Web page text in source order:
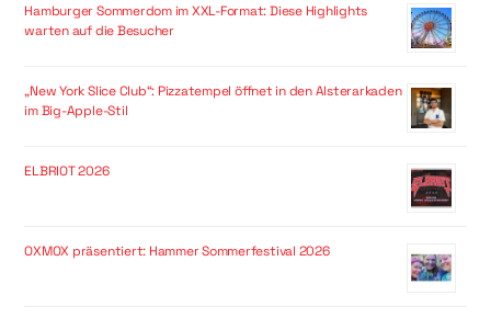
Hamburger Sommerdom im XXL-Format: Diese Highlights
warten auf die Besucher
„New York Slice Club“: Pizzatempel öffnet in den Alsterarkaden
im Big-Apple-Stil
ELBRIOT 2026
OXMOX präsentiert: Hammer Sommerfestival 2026